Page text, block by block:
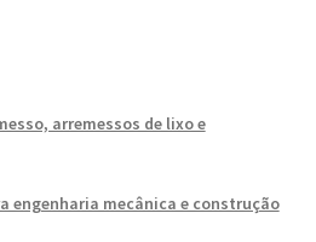
arremessos de lixo e
engenharia mecânica e construção